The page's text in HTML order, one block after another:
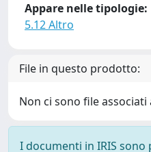
Appare nelle tipologie:
5.12 Altro
File in questo prodotto:
Non ci sono file
I documenti in IRIS